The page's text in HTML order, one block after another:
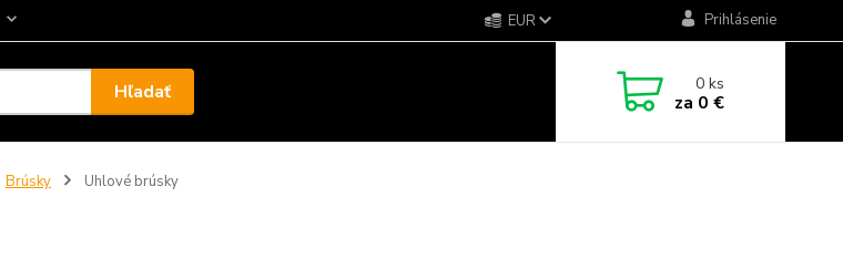
EUR Prihlásenie
Hľadať 0ks
za 0 €
Brúsky Uhlové brúsky